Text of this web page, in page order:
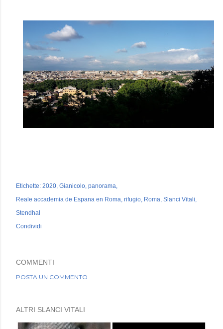
Etichette: 2020 Gianicolo panorama
Reale accademia de Espana en Roma rifugio Roma Slanci Vitali
Stendhal
Condividi
COMMENTI
POSTA UN COMMENTO
ALTRI SLANCI VITALI